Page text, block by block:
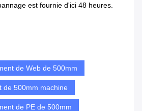
est fournie d'ici 48 heures.
de Web de 500mm
de 500mm machine
de PE de 500mm